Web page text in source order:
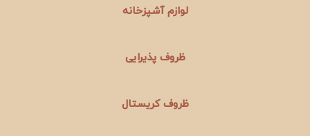
لوازم آشپزخانه
ظروف پذیرایی
ظروف کریستال